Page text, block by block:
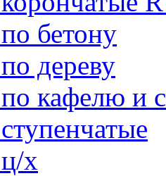
бетону
дереву
кафелю и
х